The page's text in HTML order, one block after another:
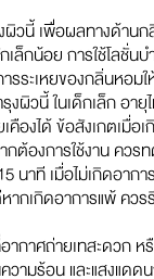
ผิวนี้ เพื่อผลทางด้าน
ล็กน้อย การใช้โลชั่น
รระเหยของกลิ่นหอม
งผิวนี้ ในเด็กเล็ก อา
คืองได้ ข้อสังเกตเมื่อ
ต้องการใช้งาน ควร
นาที เมื่อไม่เกิดอาก
ากเกิดอาการแพ้ คว
ากาศถ่ายเทสะดวก
วามร้อน และแสงแดด